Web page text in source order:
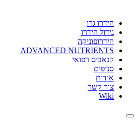
הידרו גרו
גידול הידרו
הידרופוניקה
ADVANCED NUTRIENTS
קנאביס רפואי
סניפים
אודות
צור קשר
Wiki
Toggle